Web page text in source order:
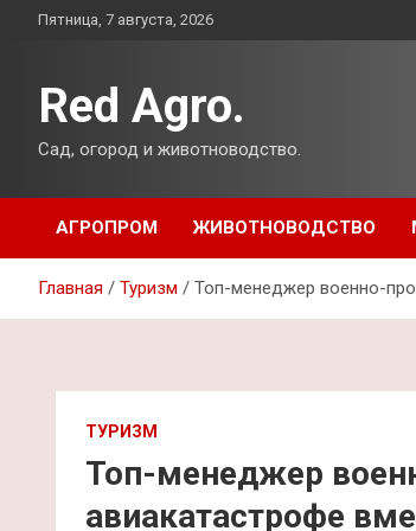
ПерейтиПятница, 7 августа, 2026
Red Agro.
Сад, огород и животноводство.
АГРОПРОМ ЖИВОТНОВОДСТВО
Главная Туризм Топ-менеджер военно-
ТУРИЗМ
Топ-менеджер
авиакатастрофе